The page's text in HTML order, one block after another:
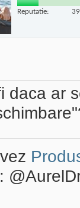
Reputatie: 39
daca ar